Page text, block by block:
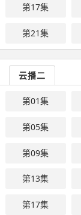
第17集
第21集
云播二
第01集
第05集
第09集
第13集
第17集